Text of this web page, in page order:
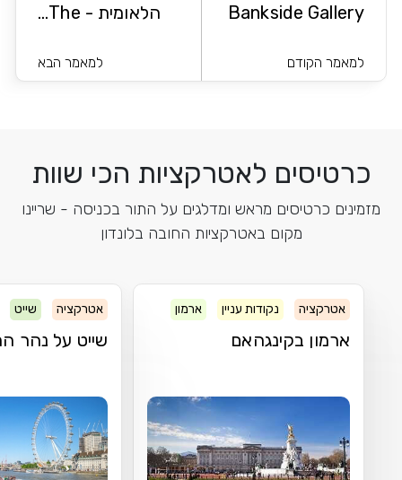
Bankside Gallery
למאמר הקודם
הלאומית - The...
למאמר הבא
כרטיסים לאטרקציות הכי שוות
מזמינים כרטיסים מראש ומדלגים על התור בכניסה - שריינו
מקום באטרקציות החובה בלונדון
אטרקציה נקודות עניין ארמון
ארמון בקינגהאם
אטרקציה שייט
שייט על נהר